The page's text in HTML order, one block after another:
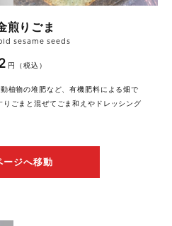
煎りごま
sesame seeds
円（税込）
植物の堆肥など、有機肥料による畑で
ごまと混ぜてごま和えやドレッシング
ージへ移動